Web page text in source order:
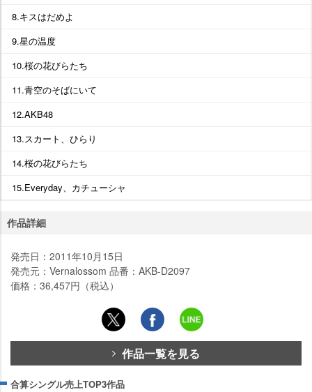
8.キスはだめよ
9.星の温度
10.桜の花びらたち
11.青空のそばにいて
12.AKB48
13.スカート、ひらり
14.桜の花びらたち
15.Everyday、カチューシャ
作品詳細
発売日：2011年10月15日
発売元：Vernalossom 品番：AKB-D2097
価格：36,457円（税込）
作品一覧を見る
合算シングル売上TOP3作品